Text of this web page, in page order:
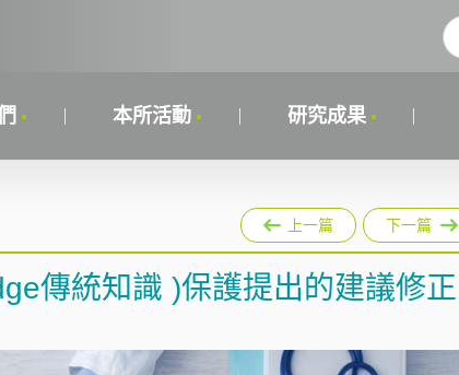
本所活動 研究成果
上一篇 下一篇
傳統知識 )保護提出的建議修正